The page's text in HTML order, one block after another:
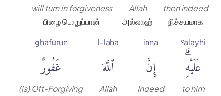
then indeed
நிச்சயமாக
Allah
அல்லாஹ்
will turn in forgiveness
பிழை பொறுப்பான்
ʿalayhi
عَلَيْهِۗ
to him
inna
إِنَّ
Indeed
l-laha
ٱللَّهَ
Allah
ghafūrun
غَفُورٌ
(is) Oft-Forgiving